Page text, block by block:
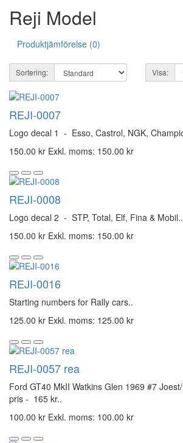
Reji Model
Produktjämförelse (0)
Sortering: Visa:
REJI-0007
Logo decal 1 - Esso, Castrol, NGK,
150.00 kr Exkl. moms: 150.00 kr
REJI-0008
Logo decal 2 - STP, Total, Elf, Fina & Mobil..
150.00 kr Exkl. moms: 150.00 kr
REJI-0016
Starting numbers for Rally cars..
125.00 kr Exkl. moms: 125.00 kr
REJI-0057 rea
Ford GT40 MkII Watkins Glen 1969 #7
pris - 165 kr..
100.00 kr Exkl. moms: 100.00 kr